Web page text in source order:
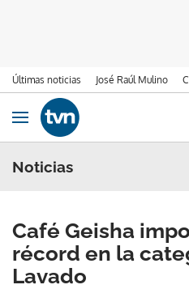
Últimas noticias José Raúl Mulino
Ir al contenido
Obrir navegació
Noticias
Café Geisha
récord en la
Lavado